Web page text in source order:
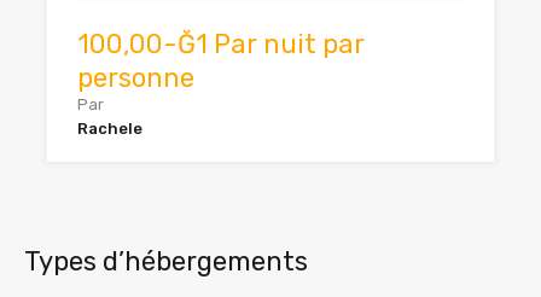
100,00-Ğ1 Par nuit par
personne
Par
Rachele
Types d’hébergements